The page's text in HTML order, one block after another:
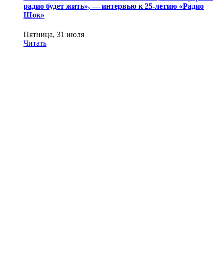
радио будет жить», — интервью к 25-летию «Радио
Шок»
Пятница, 31 июля
Читать